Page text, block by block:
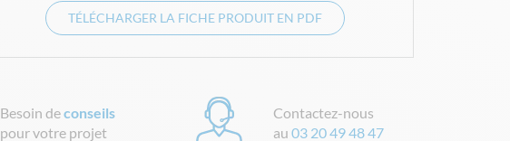
TÉLÉCHARGER LA FICHE PRODUIT EN PDF
Besoin deconseils
pour votre projet
Contactez-nous
au 03 20 49 48 47